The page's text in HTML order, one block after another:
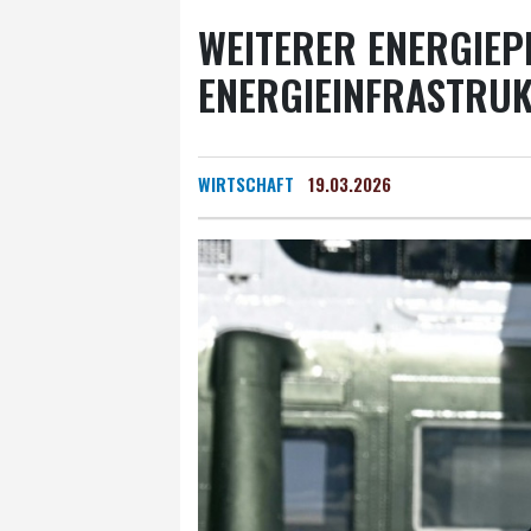
WEITERER
WIRTSCHAFT 19.03.2026